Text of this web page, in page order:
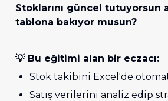
Stoklarını güncel tutuyorsun
tablona bakıyor musun?
💡 Bu eğitimi alan bir eczacı:
Stok takibini Excel'de
Satış verilerini analiz edip